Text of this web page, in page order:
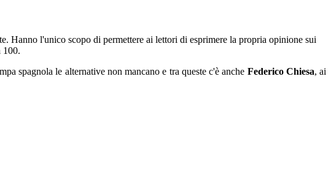
Hanno l'unico scopo di permettere ai lettori di esprimere la propria opinione sui
100.
spagnola le alternative non mancano e tra queste c'è anche Federico Chiesa, ai